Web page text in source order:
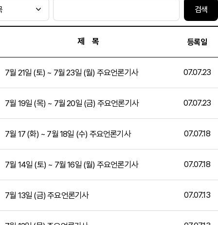
제 목 등록일
7월 21일 (토) ~ 7월 23일 (월) 주요언론기사 07.07.23
7월 19일 (목) ~ 7월 20일 (금) 주요언론기사 07.07.23
7월 17 (화) ~ 7월 18일 (수) 주요언론기사 07.07.18
7월 14일 (토) ~ 7월 16일 (월) 주요언론기사 07.07.18
7월 13일 (금) 주요언론기사 07.07.13
검색